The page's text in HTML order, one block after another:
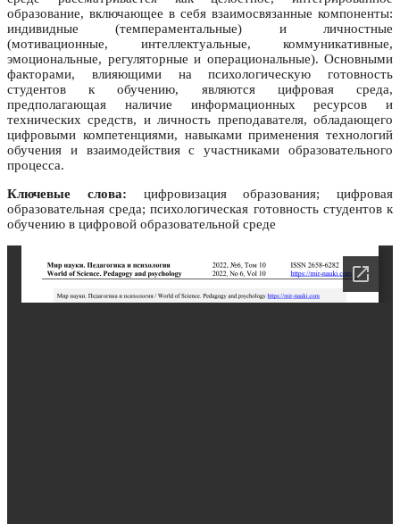
образование, включающее в себя взаимосвязанные компоненты:
индивидные (темпераментальные) и личностные
(мотивационные, интеллектуальные, коммуникативные,
эмоциональные, регуляторные и операциональные). Основными
факторами, влияющими на психологическую готовность
студентов к обучению, являются цифровая среда,
предполагающая наличие информационных ресурсов и
технических средств, и личность преподавателя, обладающего
цифровыми компетенциями, навыками применения технологий
обучения и взаимодействия с участниками образовательного
процесса.
Ключевые слова: цифровизация образования; цифровая
образовательная среда; психологическая готовность студентов к
обучению в цифровой образовательной среде